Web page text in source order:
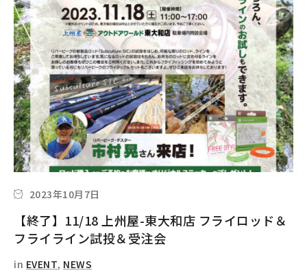
2023年10月7日
【終了】11/18 上州屋-東大和店 フライロッド＆
フライライン試投＆受注会
in EVENT, NEWS